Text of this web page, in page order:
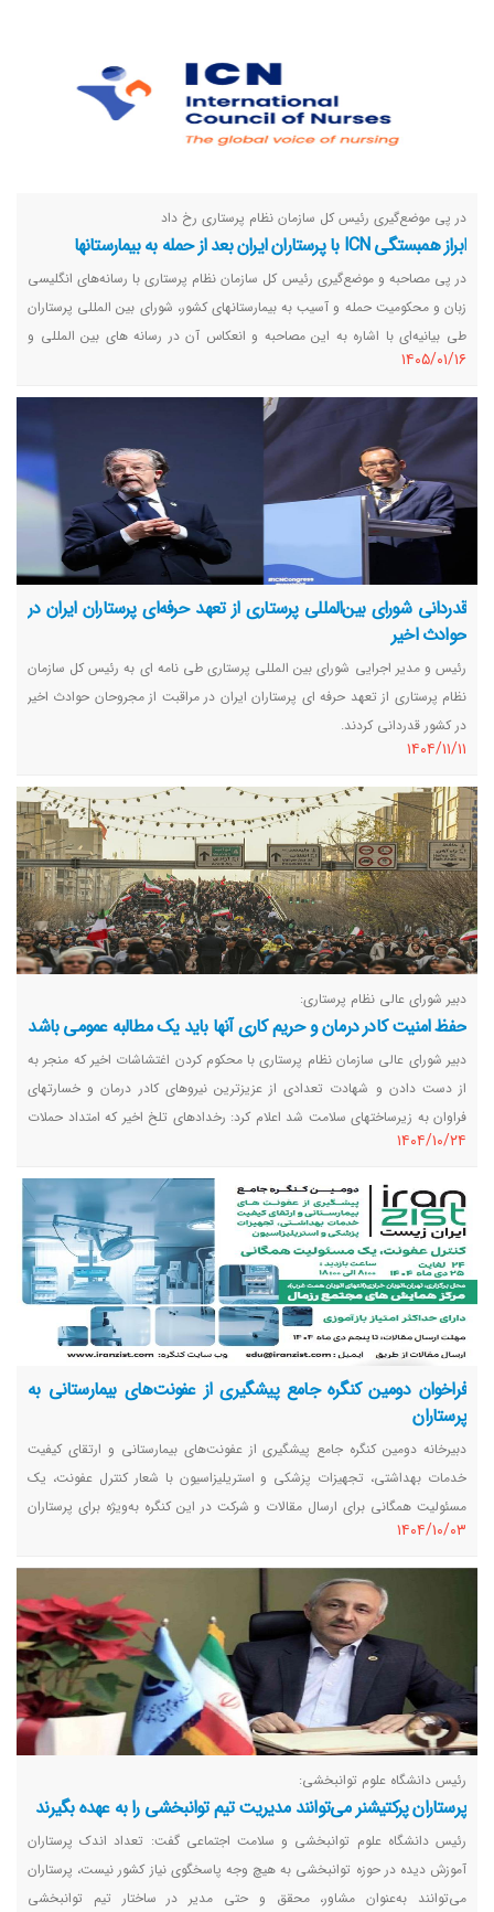
در پی موضع‌گیری رئیس کل سازمان نظام پرستاری رخ داد
ابراز همبستگی ICN با پرستاران ایران بعد از حمله به بیمارستانها
در پی مصاحبه و موضع‌گیری رئیس کل سازمان نظام پرستاری با رسانه‌های انگلیسی
زبان و محکومیت حمله و آسیب به بیمارستانهای کشور، شورای بین المللی پرستاران
طی بیانیه‌ای با اشاره به این مصاحبه و انعکاس آن در رسانه های بین المللی و
شبکه های اجتماعی طی بیانه ای حمله به بیمارستانها و زیرساختهای درمانی را در
خاورمیانه محکوم کرد.
١٤٠٥/٠١/١٦
قدردانی شورای بین‌المللی پرستاری از تعهد حرفه‌ای پرستاران ایران در
حوادث اخیر
رئیس و مدیر اجرایی شورای بین المللی پرستاری طی نامه ای به رئیس کل سازمان
نظام پرستاری از تعهد حرفه ای پرستاران ایران در مراقبت از مجروحان حوادث اخیر
در کشور قدردانی کردند.
١٤٠٤/١١/١١
دبیر شورای عالی نظام پرستاری:
حفظ امنیت کادر درمان و حریم کاری آنها باید یک مطالبه عمومی باشد
دبیر شورای عالی سازمان نظام پرستاری با محکوم کردن اغتشاشات اخیر که منجر به
از دست دادن و شهادت تعدادی از عزیزترین نیروهای کادر درمان و خسارتهای
فراوان به زیرساختهای سلامت شد اعلام کرد: رخدادهای تلخ اخیر که امتداد حملات
اسرائیل به ایران بود به روشنی خشونت سازمان یافته علیه مردم و اموال آنها را
١٤٠٤/١٠/٢٤
فراخوان دومین کنگره جامع پیشگیری از عفونت‌های بیمارستانی به
پرستاران
دبیرخانه دومین کنگره جامع پیشگیری از عفونت‌های بیمارستانی و ارتقای کیفیت
خدمات بهداشتی، تجهیزات پزشکی و استریلیزاسیون با شعار کنترل عفونت، یک
مسئولیت همگانی برای ارسال مقالات و شرکت در این کنگره به‌ویژه برای پرستاران
فراخوان داد.
١٤٠٤/١٠/٠٣
رئیس دانشگاه علوم توانبخشی:
پرستاران پرکتیشنر می‌توانند مدیریت تیم توانبخشی را به عهده بگیرند
رئیس دانشگاه علوم توانبخشی و سلامت اجتماعی گفت: تعداد اندک پرستاران
آموزش دیده در حوزه توانبخشی به هیچ وجه پاسخگوی نیاز کشور نیست، پرستاران
می‌توانند به‌عنوان مشاور، محقق و حتی مدیر در ساختار تیم توانبخشی